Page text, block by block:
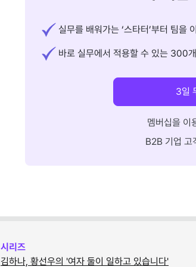
실무를 배워가는 ‘스타터’부터 팀을
바로 실무에서 적용할 수 있는 300
3일
멤버십을 이
B2B 기업 고
시리즈
김하나, 황선우의 '여자 둘이 일하고 있습니다'